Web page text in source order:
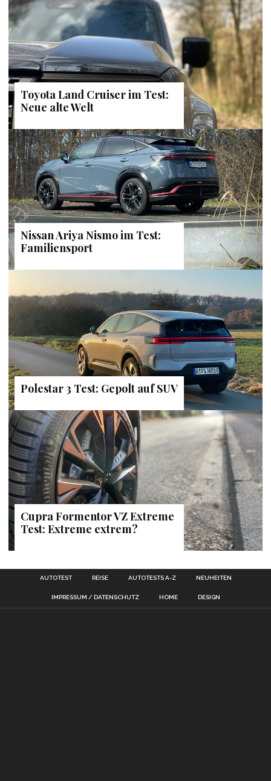
Toyota Land Cruiser im Test:
Neue alte Welt
Nissan Ariya Nismo im Test:
Familiensport
Polestar 3 Test: Gepolt auf SUV
Cupra Formentor VZ Extreme
Test: Extreme extrem?
AUTOTEST REISE AUTOTESTS A-Z NEUHEITEN
IMPRESSUM / DATENSCHUTZ HOME DESIGN